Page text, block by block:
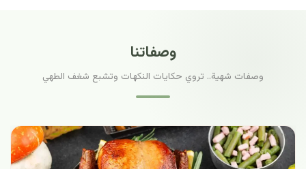
وصفاتنا
وصفات شهية.. تروي حكايات النكهات وتشبع شغف الطهي